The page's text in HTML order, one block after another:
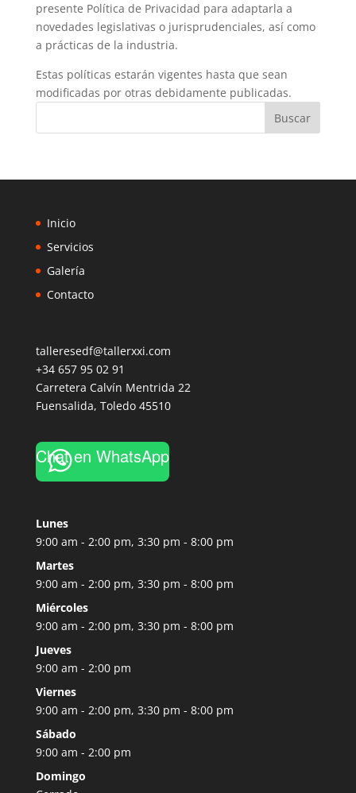
presente Política de Privacidad para adaptarla a
novedades legislativas o jurisprudenciales, así como
a prácticas de la industria.
Estas políticas estarán vigentes hasta que sean
modificadas por otras debidamente publicadas.
Buscar
Inicio
Servicios
Galería
Contacto
talleresedf@tallerxxi.com
+34 657 95 02 91
Carretera Calvín Mentrida 22
Fuensalida, Toledo 45510
Chat en WhatsApp
Lunes
9:00 am - 2:00 pm, 3:30 pm - 8:00 pm
Martes
9:00 am - 2:00 pm, 3:30 pm - 8:00 pm
Miércoles
9:00 am - 2:00 pm, 3:30 pm - 8:00 pm
Jueves
9:00 am - 2:00 pm
Viernes
9:00 am - 2:00 pm, 3:30 pm - 8:00 pm
Sábado
9:00 am - 2:00 pm
Domingo